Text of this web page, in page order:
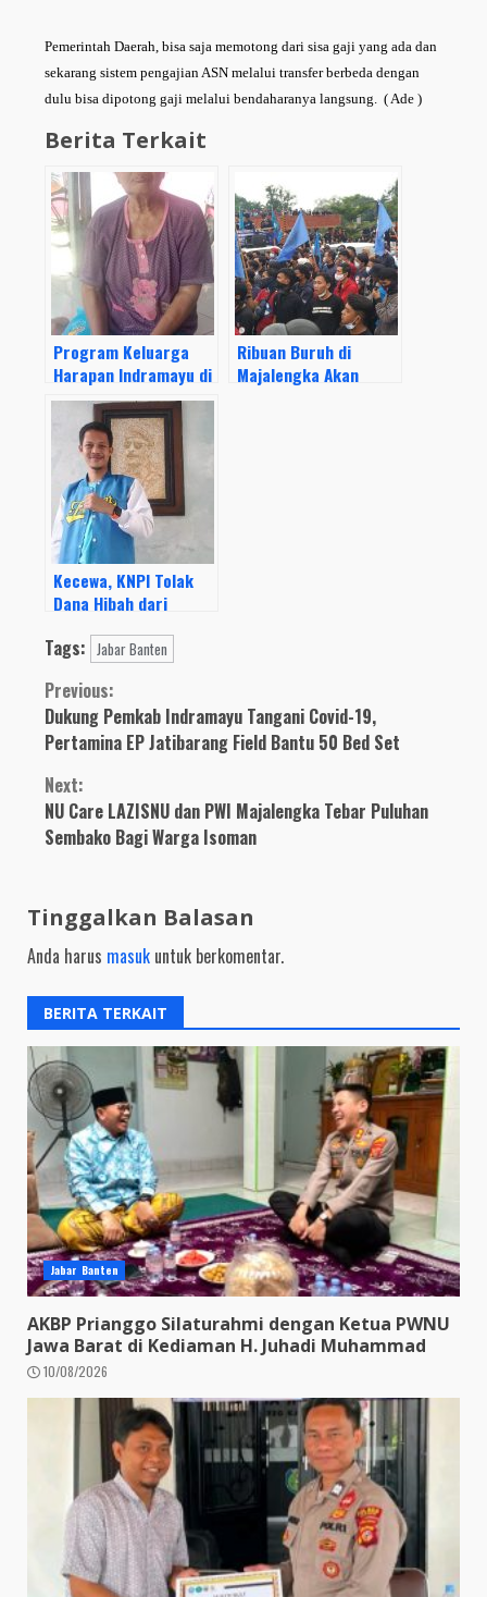
Pemerintah Daerah, bisa saja memotong dari sisa gaji yang ada dan
sekarang sistem pengajian ASN melalui transfer berbeda dengan
dulu bisa dipotong gaji melalui bendaharanya langsung. ( Ade )
Berita Terkait
Program Keluarga
Harapan Indramayu di
masa PPKM Darurat
Masih Kena Potongan
Ribuan Buruh di
Majalengka Akan
Kecewa, KNPI Tolak
Dana Hibah dari
Tags: Jabar Banten
Continue
Reading
Previous:
Dukung Pemkab Indramayu Tangani Covid-19,
Pertamina EP Jatibarang Field Bantu 50 Bed Set
Next:
NU Care LAZISNU dan PWI Majalengka Tebar Puluhan
Sembako Bagi Warga Isoman
Tinggalkan Balasan
Anda harus masuk untuk berkomentar.
BERITA TERKAIT
Jabar Banten
AKBP Prianggo Silaturahmi dengan Ketua PWNU
Jawa Barat di Kediaman H. Juhadi Muhammad
10/08/2026